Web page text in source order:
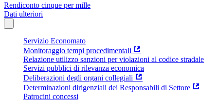
Rendiconto cinque per mille
Dati ulteriori
Servizio Economato
Monitoraggio tempi procedimentali
Relazione utilizzo sanzioni per violazioni al codice stradale
Servizi pubblici di rilevanza economica
Deliberazioni degli organi collegiali
Determinazioni dirigenziali dei Responsabili di Settore
Patrocini concessi